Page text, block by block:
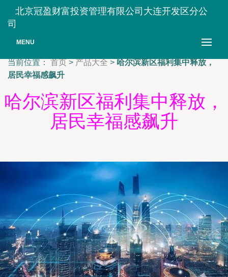
北京冠盈财富投资管理有限公司大连开发区分公
司
MENU
当前位置： 首页 > 产品大全 > 哈尔滨新区福利集中释放，
居民幸福感飙升
哈尔滨新区福利集中释放，
居民幸福感飙升